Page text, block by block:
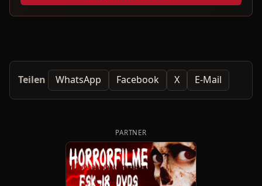
Teilen WhatsApp Facebook X E-Mail
PARTNER